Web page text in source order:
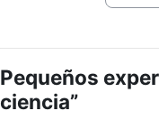
Pequeños
ciencia”